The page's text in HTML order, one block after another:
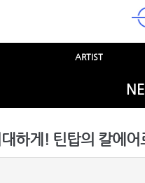
ARTIST
하게! 틴탑의 칼에